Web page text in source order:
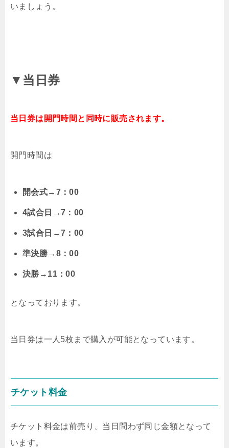
いましょう。
▼当日券
当日券は開門時間と同時に販売されます。
開門時間は
開会式→7：00
4試合日→7：00
3試合日→7：00
準決勝→8：00
決勝→11：00
となっております。
当日券は一人5枚まで購入が可能となっています。
チケット料金
チケット料金は前売り、当日問わず同じ金額となって
います。